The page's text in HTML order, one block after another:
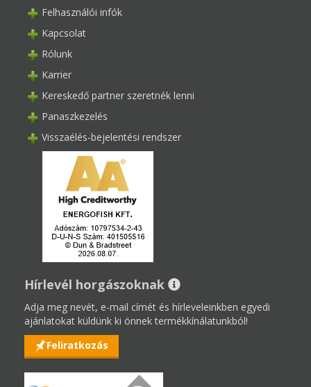
Felhasználói infók
Kapcsolat
Rólunk
Karrier
Kereskedő partner szeretnék lenni
Panaszkezelés
Visszaélés-bejelentési rendszer
Hírlevél horgászoknak
Adja meg nevét, e-mail címét és hírleveleinkben egyedi
ajánlatokat küldünk ki önnek termékkínálatunkból!
Feliratkozás